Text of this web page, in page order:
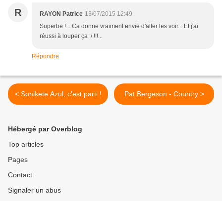
R RAYON Patrice 13/07/2015 12:49
Superbe !... Ca donne vraiment envie d'aller les voir... Et j'ai
réussi à louper ça :/ !!!...
Répondre
< Sonikete Azul, c'est parti ! Pat Bergeson - Country >
Hébergé par Overblog
Top articles
Pages
Contact
Signaler un abus